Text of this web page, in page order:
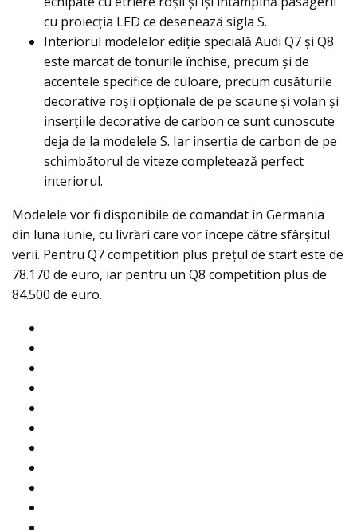
cu proiecția LED ce desenează sigla S.
Interiorul modelelor ediție specială Audi Q7 și Q8
este marcat de tonurile închise, precum și de
accentele specifice de culoare, precum cusăturile
decorative roșii opționale de pe scaune și volan și
inserțiile decorative de carbon ce sunt cunoscute
deja de la modelele S. Iar inserția de carbon de pe
schimbătorul de viteze completează perfect
interiorul.
Modelele vor fi disponibile de comandat în Germania
din luna iunie, cu livrări care vor începe către sfârșitul
verii. Pentru Q7 competition plus prețul de start este de
78.170 de euro, iar pentru un Q8 competition plus de
84.500 de euro.